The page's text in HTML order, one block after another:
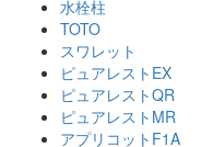
水栓柱
TOTO
スワレット
ピュアレストEX
ピュアレストQR
ピュアレストMR
アプリコットF1A